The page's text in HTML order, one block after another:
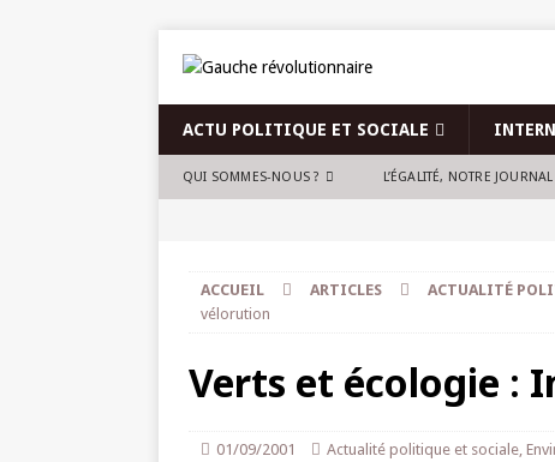
ACTU POLITIQUE ET SOCIALE
QUI SOMMES-NOUS ? L’ÉGALITÉ, NOTRE JOURNAL
ACCUEIL ARTICLES ACTUALITÉ
vélorution
Verts et écologie :
01/09/2001 Actualité politique et sociale,